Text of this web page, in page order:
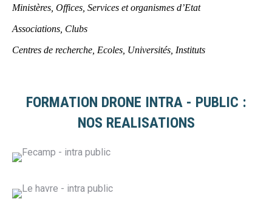
Ministères, Offices, Services et organismes d’Etat
Associations, Clubs
Centres de recherche, Ecoles, Universités, Instituts
FORMATION DRONE INTRA - PUBLIC :
NOS REALISATIONS